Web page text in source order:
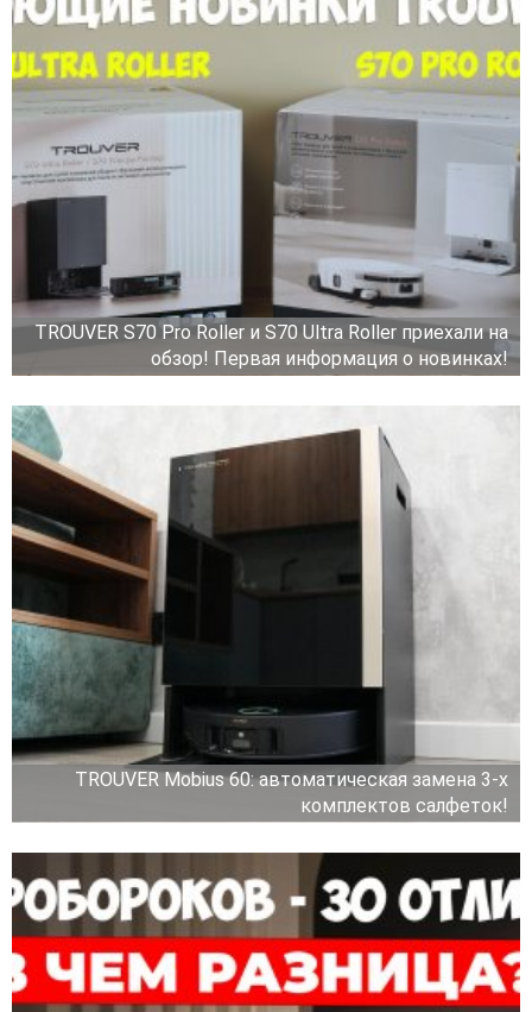
TROUVER S70 Pro Roller и S70 Ultra Roller приехали на
обзор! Первая информация о новинках!
TROUVER Mobius 60: автоматическая замена 3-х
комплектов салфеток!